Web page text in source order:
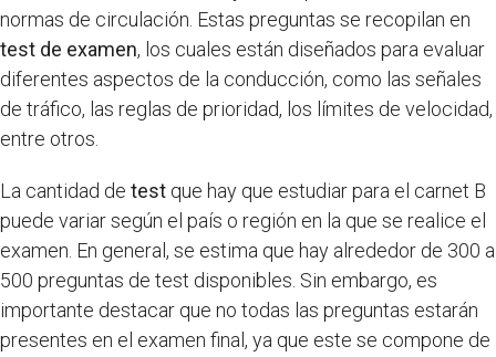
normas de circulación. Estas preguntas se recopilan en
test de examen, los cuales están diseñados para evaluar
diferentes aspectos de la conducción, como las señales
de tráfico, las reglas de prioridad, los límites de velocidad,
entre otros.
La cantidad de test que hay que estudiar para el carnet B
puede variar según el país o región en la que se realice el
examen. En general, se estima que hay alrededor de 300 a
500 preguntas de test disponibles. Sin embargo, es
importante destacar que no todas las preguntas estarán
presentes en el examen final, ya que este se compone de